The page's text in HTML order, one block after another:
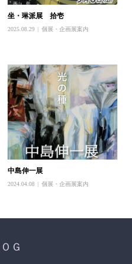
坐・琳派展 拾壱
2025.08.29 個展・企画展案内
中島伸一展
2024.04.08 個展・企画展案内
Ｇ